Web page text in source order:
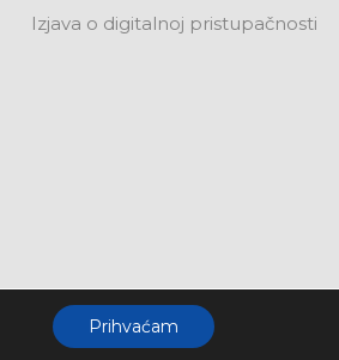
Izjava o digitalnoj pristupačnosti
Prihvaćam